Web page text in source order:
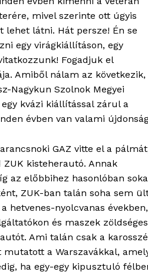
mivel szerinte ott úgyis
lehet látni. Hát persze! Én se
egy virágkiállításon, egy
Fogadjuk el
Amiből nálam az következik,
Nagykun Szolnok Megyei
kvázi kiállítással zárul a
évben van valami
GAZ vitte el a
ZUK kisteherautó. Annak
az előbbihez hasonlóban
ZUK-ban talán soha sem
hetvenes-nyolcvanas
és maszek
Ami talán csak a
mutatott a Warszavákkal,
ha egy-egy kipusztuló